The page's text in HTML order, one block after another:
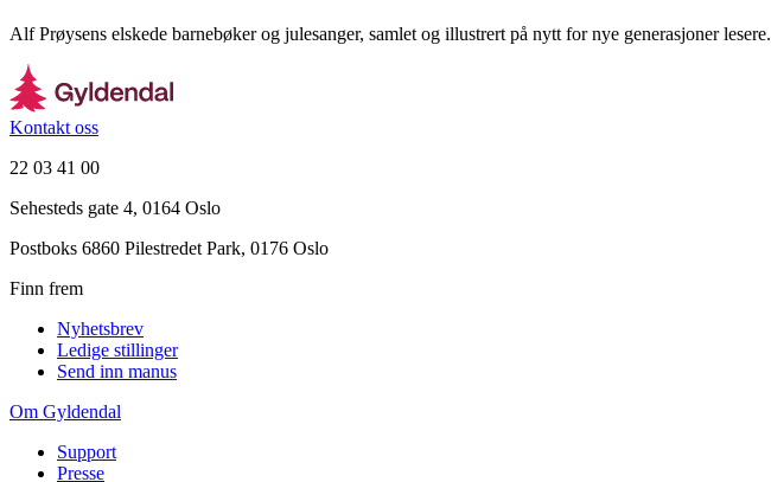
Alf Prøysens elskede barnebøker og julesanger, samlet og illustrert på nytt for nye generasjoner lesere.
Kontakt oss
22 03 41 00
Sehesteds gate 4, 0164 Oslo
Postboks 6860 Pilestredet Park, 0176 Oslo
Finn frem
Nyhetsbrev
Ledige stillinger
Send inn manus
Om Gyldendal
Support
Presse